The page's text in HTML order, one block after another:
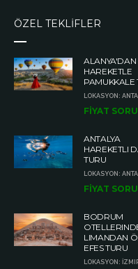
ÖZEL TEKLİFLER
ALANYA'DAN
HAREKETLE
PAMUKKALE
LOKASYON:
FİYAT
ANTALYA
HAREKETLI
TURU
LOKASYON:
FİYAT
BODRUM
LIMANDAN
EFES TURU
LOKASYON: